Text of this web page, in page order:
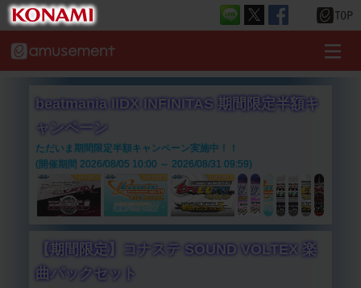
beatmania IIDX INFINITAS 期間限定半額キ
ャンペーン
ただいま期間限定半額キャンペーン実施中！！
(開催期間 2026/08/05 10:00 ～ 2026/08/31 09:59)
【期間限定】コナステ SOUND VOLTEX 楽
曲パックセット